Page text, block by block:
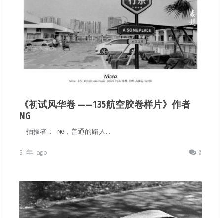
《初试风华卷 ——135航空胶卷样片》作者
NG
拍摄者： NG，普通的路人…
0
3 年 ago